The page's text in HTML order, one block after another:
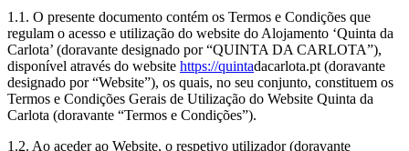
1.1. O presente documento contém os Termos e Condições que
regulam o acesso e utilização do website do Alojamento ‘Quinta da
Carlota’ (doravante designado por “QUINTA DA CARLOTA”),
disponível através do website https://quintadacarlota.pt (doravante
designado por “Website”), os quais, no seu conjunto, constituem os
Termos e Condições Gerais de Utilização do Website Quinta da
Carlota (doravante “Termos e Condições”).
1.2. Ao aceder ao Website, o respetivo utilizador (doravante